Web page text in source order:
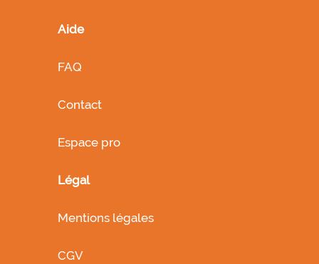
Aide
FAQ
Contact
Espace pro
Légal
Mentions légales
CGV